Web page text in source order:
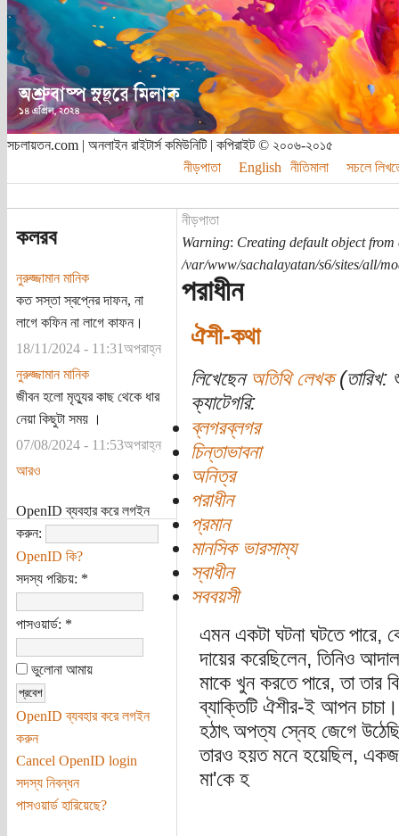
সচলায়তন.com | অনলাইন রাইটার্স কমিউনিটি | কপিরাইট © ২০০৬-২০১৫
নীড়পাতা
English নীতিমালা সচলে
কলরব
নুরুজ্জামান মানিক
কত সস্তা স্বপ্নের দাফন, না
লাগে কফিন না লাগে কাফন।
18/11/2024 - 11:31অপরাহ্ন
নুরুজ্জামান মানিক
জীবন হলো মৃত্যুর কাছ থেকে ধার
নেয়া কিছুটা সময় ।
07/08/2024 - 11:53অপরাহ্ন
আরও
OpenID ব্যবহার করে লগইন
করুন:
OpenID কি?
সদস্য পরিচয়: *
পাসওয়ার্ড: *
ভুলোনা আমায়
OpenID ব্যবহার করে লগইন
করুন
Cancel OpenID login
সদস্য নিবন্ধন
পাসওয়ার্ড হারিয়েছে?
নীড়পাতা
Warning: Creating default object from
/var/www/sachalayatan/s6/sites/all/
পরাধীন
ঐশী-কথা
লিখেছেন অতিথি লেখক(তারিখ:
ক্যাটেগরি:
ব্লগরব্লগর
চিন্তাভাবনা
অনিত্র
পরাধীন
প্রমান
মানসিক ভারসাম্য
স্বাধীন
সববয়সী
এমন একটা ঘটনা ঘটতে পারে,
দায়ের করেছিলেন, তিনিও
মাকে খুন করতে পারে, তা তার
ব্যাক্তিটি ঐশীর-ই আপন
হঠাৎ অপত্য স্নেহ জেগে
তারও হয়ত মনে হয়েছিল, একজন
মা'কে হ